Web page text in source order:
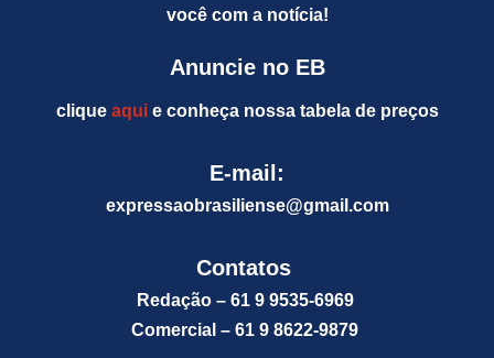
você com a notícia!
Anuncie no EB
clique aquie conheça nossa tabela de preços
E-mail:
expressaobrasiliense@gmail.com
Contatos
Redação – 61 9 9535-6969
Comercial – 61 9 8622-9879